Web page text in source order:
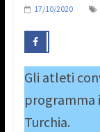
17/10/2020
Gli atleti
programma
Turchia.